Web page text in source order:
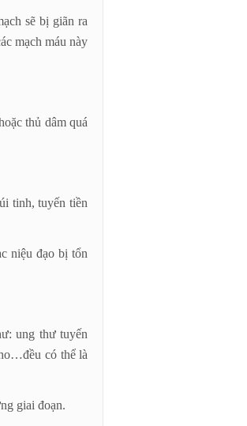
sẽ bị giãn ra
mạch máu này
thủ dâm quá
tinh, tuyến tiền
niệu đạo bị tổn
ung thư tuyến
có thể là
giai đoạn.